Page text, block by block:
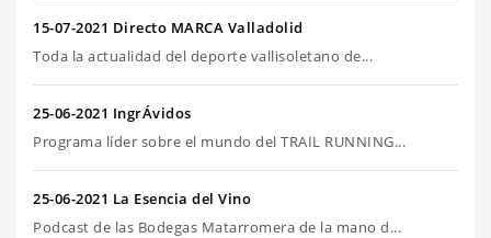
15-07-2021 Directo MARCA Valladolid
Toda la actualidad del deporte vallisoletano de...
25-06-2021 IngrÁvidos
Programa líder sobre el mundo del TRAIL RUNNING...
25-06-2021 La Esencia del Vino
Podcast de las Bodegas Matarromera de la mano d...